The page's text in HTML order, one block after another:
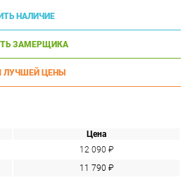
НАЛИЧИЕ
ЗАМЕРЩИКА
ЛУЧШЕЙ ЦЕНЫ
Цена
12 090 ₽
11 790 ₽